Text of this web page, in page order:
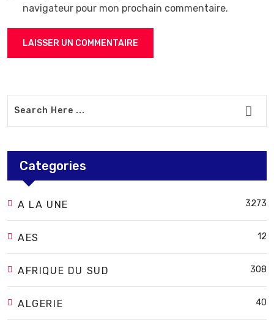
navigateur pour mon prochain commentaire.
Categories
A LA UNE 3273
AES 12
AFRIQUE DU SUD 308
ALGERIE 40